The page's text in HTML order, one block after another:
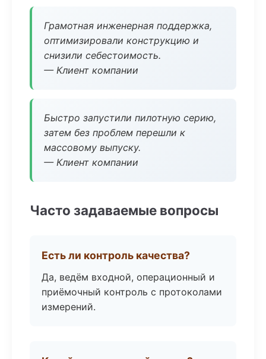
Грамотная инженерная поддержка,
оптимизировали конструкцию и
снизили себестоимость.
— Клиент компании
Быстро запустили пилотную серию,
затем без проблем перешли к
массовому выпуску.
— Клиент компании
Часто задаваемые вопросы
Есть ли контроль качества?
Да, ведём входной, операционный и
приёмочный контроль с протоколами
измерений.